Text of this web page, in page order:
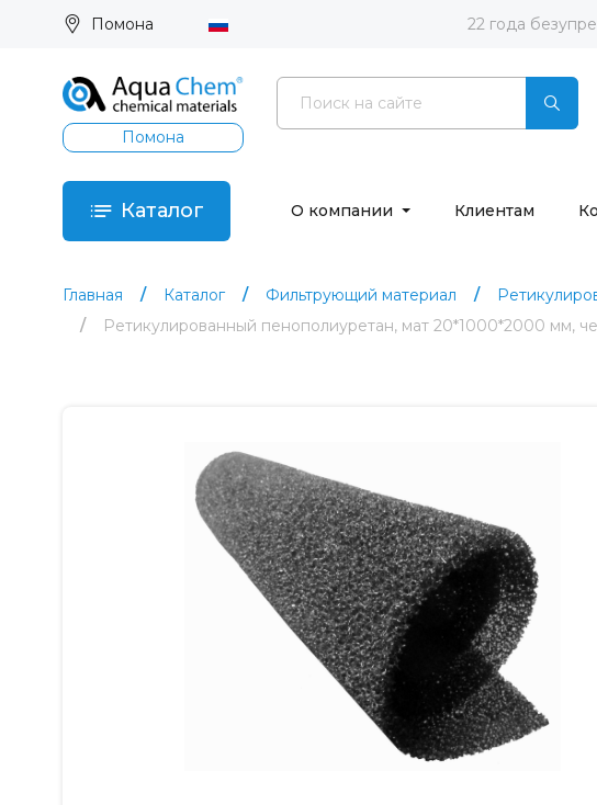
Помона 22 года
Помона
Каталог О компании Клиентам
Главная Каталог Фильтрующий материал
Ретикулированный пенополиуретан, мат 20*1000*2000 мм,